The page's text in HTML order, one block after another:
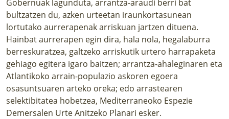
Gobernuak lagunduta, arrantza-araudi berri bat
bultzatzen du, azken urteetan iraunkortasunean
lortutako aurrerapenak arriskuan jartzen dituena.
Hainbat aurrerapen egin dira, hala nola, hegalaburra
berreskuratzea, galtzeko arriskutik urtero harrapaketa
gehiago egitera igaro baitzen; arrantza-ahaleginaren eta
Atlantikoko arrain-populazio askoren egoera
osasuntsuaren arteko oreka; edo arrastearen
selektibitatea hobetzea, Mediterraneoko Espezie
Demersalen Urte Anitzeko Planari esker.